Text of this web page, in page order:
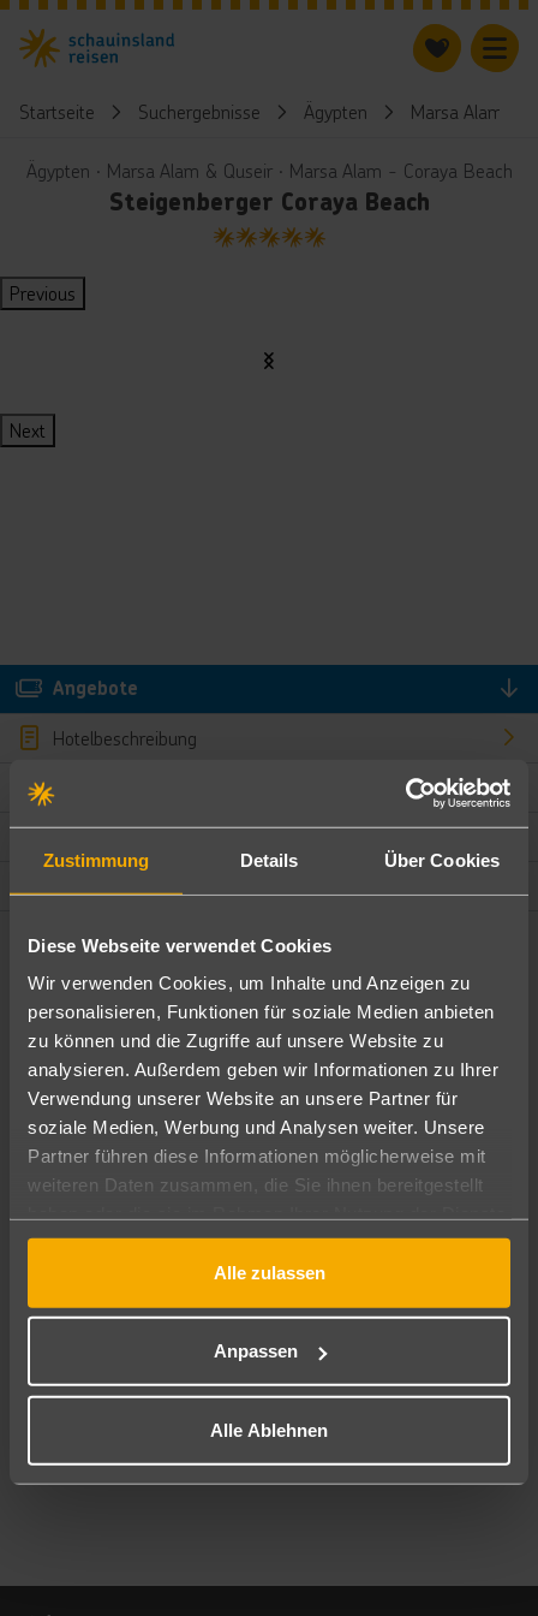
Zustimmung Details Über Cookies
Diese Webseite verwendet Cookies
Wir verwenden Cookies, um Inhalte und Anzeigen zu
personalisieren, Funktionen für soziale Medien anbieten
zu können und die Zugriffe auf unsere Website zu
analysieren. Außerdem geben wir Informationen zu Ihrer
Verwendung unserer Website an unsere Partner für
soziale Medien, Werbung und Analysen weiter. Unsere
Partner führen diese Informationen möglicherweise mit
weiteren Daten zusammen, die Sie ihnen bereitgestellt
gesammelt haben.
Alle zulassen
Anpassen
Alle Ablehnen
Startseite Suchergebnisse Ägypten Marsa Alam &
Ägypten ∙ Marsa Alam & Quseir ∙ Marsa Alam - Coraya Beach
Steigenberger Coraya Beach
5
Previous
Next
Angebote
Hotelbeschreibung
Bewertungen
Ändere die Kriterien nach deinen Wünschen
Pauschal Nur Hotel
Abflughafen
Alle Abflughäfen
09.08.26–07.08.27 7-21 Nächte
Mehr Filter anzeigen